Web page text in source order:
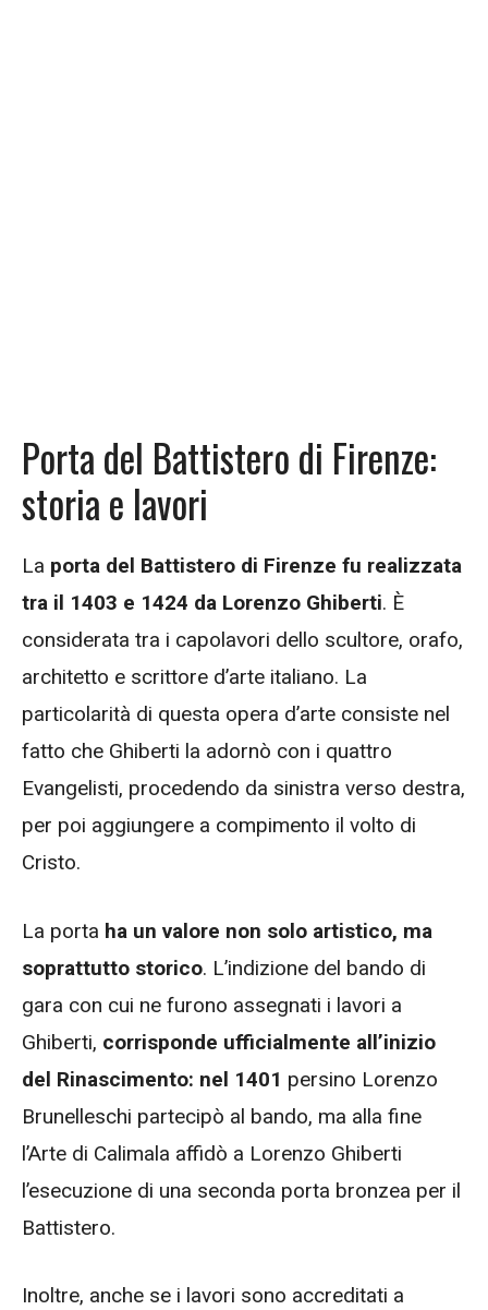
Porta del Battistero di Firenze:
storia e lavori
La porta del Battistero di Firenze fu realizzata
tra il 1403 e 1424 da Lorenzo Ghiberti. È
considerata tra i capolavori dello scultore, orafo,
architetto e scrittore d’arte italiano. La
particolarità di questa opera d’arte consiste nel
fatto che Ghiberti la adornò con i quattro
Evangelisti, procedendo da sinistra verso destra,
per poi aggiungere a compimento il volto di
Cristo.
La porta ha un valore non solo artistico, ma
soprattutto storico. L’indizione del bando di
gara con cui ne furono assegnati i lavori a
Ghiberti, corrisponde ufficialmente all’inizio
del Rinascimento: nel 1401 persino Lorenzo
Brunelleschi partecipò al bando, ma alla fine
l’Arte di Calimala affidò a Lorenzo Ghiberti
l’esecuzione di una seconda porta bronzea per il
Battistero.
Inoltre, anche se i lavori sono accreditati a